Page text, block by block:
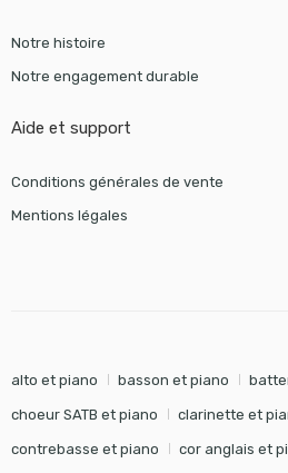
Notre histoire
Notre engagement durable
Aide et support
Conditions générales de vente
Mentions légales
alto et piano basson et piano
choeur SATB et piano clarinette et
contrebasse et piano cor anglais et